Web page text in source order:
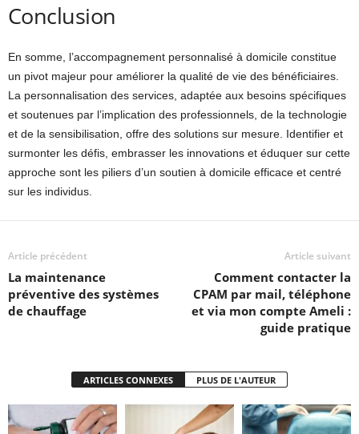
Conclusion
En somme, l’accompagnement personnalisé à domicile constitue
un pivot majeur pour améliorer la qualité de vie des bénéficiaires.
La personnalisation des services, adaptée aux besoins spécifiques
et soutenues par l’implication des professionnels, de la technologie
et de la sensibilisation, offre des solutions sur mesure. Identifier et
surmonter les défis, embrasser les innovations et éduquer sur cette
approche sont les piliers d’un soutien à domicile efficace et centré
sur les individus.
Article précédent
La maintenance
préventive des systèmes
de chauffage
Article suivant
Comment contacter la
CPAM par mail, téléphone
et via mon compte Ameli :
guide pratique
ARTICLES CONNEXES PLUS DE L'AUTEUR